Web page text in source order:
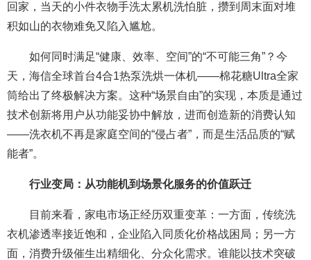
回家，当天的小件衣物手洗太累机洗怕脏，攒到周末面对堆
积如山的衣物难免又陷入尴尬。
如何同时满足“健康、效率、空间”的“不可能三角”？今
天，海信全球首台4合1热泵洗烘一体机——棉花糖Ultra全家
筒给出了终极解决方案。这种“场景自由”的实现，本质是通过
技术创新将用户从功能妥协中解放，进而创造新的消费认知
——洗衣机不再是家庭空间的“侵占者”，而是生活品质的“赋
能者”。
行业变局：从功能机到场景化服务的价值跃迁
目前来看，家电市场正经历双重变革：一方面，传统洗
衣机渗透率接近饱和，企业陷入同质化价格战困局；另一方
面，消费升级催生出精细化、分众化需求。谁能以技术突破